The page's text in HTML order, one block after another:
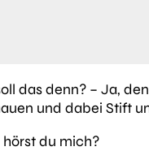
das denn? – Ja,
und dabei Stift
hörst du mich?